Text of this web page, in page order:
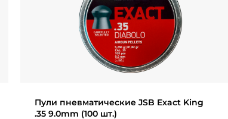
Пули пневматические JSB Exact King
.35 9.0mm (100 шт.)